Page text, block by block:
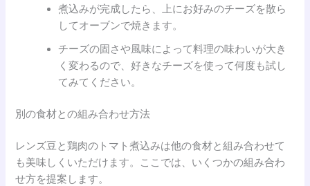
煮込みが完成したら、上にお好みのチーズを散ら
してオーブンで焼きます。
チーズの固さや風味によって料理の味わいが大き
く変わるので、好きなチーズを使って何度も試し
てみてください。
別の食材との組み合わせ方法
レンズ豆と鶏肉のトマト煮込みは他の食材と組み合わせて
も美味しくいただけます。ここでは、いくつかの組み合わ
せ方を提案します。